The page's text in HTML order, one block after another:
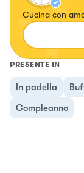
Cucina con
PRESENTE IN
In padella
Compleanno